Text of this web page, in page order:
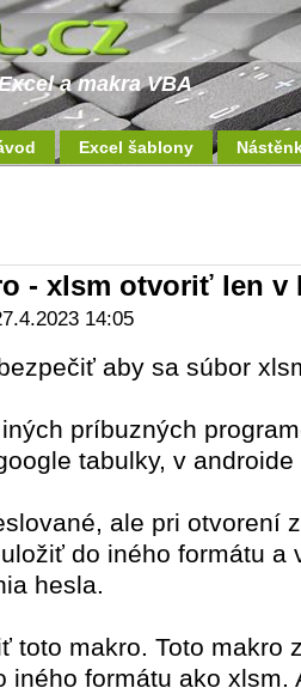
a makra VBA
Excel šablony
- xlsm otvoriť len v
14:05
aby sa súbor
príbuzných
tabulky, v
ale pri otvorení
do iného formátu a
hesla.
toto makro. Toto makro
iného formátu ako xlsm.